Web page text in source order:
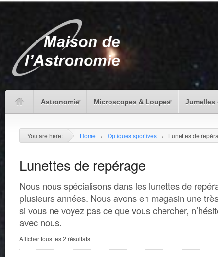
Astronomie Microscopes & Loupes Jumelles
You are here: Home › Optiques sportives › Lunettes de
Lunettes de repérage
Nous nous spécialisons dans les lunettes de
plusieurs années. Nous avons en magasin une
si vous ne voyez pas ce que vous chercher,
avec nous.
Afficher tous les 2 résultats